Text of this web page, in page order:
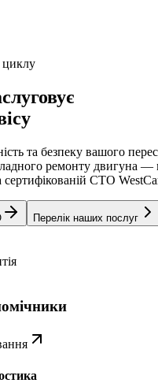
циклу
та безпеку вашого
ремонту двигуна —
СТО
Перелік наших послуг